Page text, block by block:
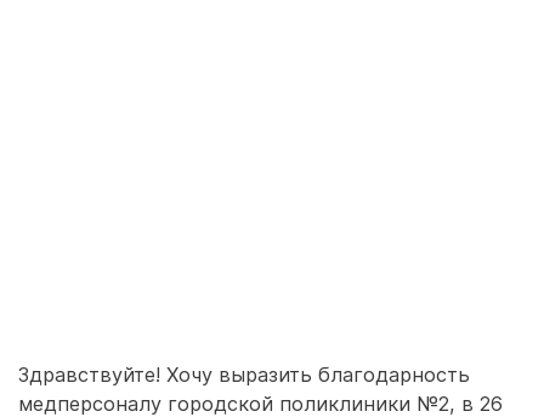
Здравствуйте! Хочу выразить благодарность
медперсоналу городской поликлиники №2, в 26